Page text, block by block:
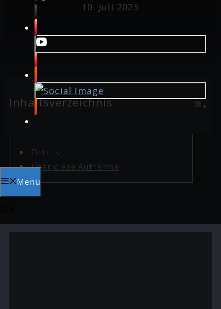
Menü
10. Juli 2025
Inhaltsverzeichnis
Details
Über diese Aufnahme